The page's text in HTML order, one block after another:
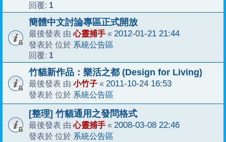
回覆: 1
簡體中文討論專區正式開放
最後發表 由心靈捕手 « 2012-01-21 21:44
發表於 位於 系統公告區
回覆: 1
竹貓新作品：樂活之都 (Design for Living)
最後發表 由 小竹子 « 2011-10-24 16:53
發表於 位於 系統公告區
[整理] 竹貓通用之發問格式
最後發表 由心靈捕手 « 2008-03-08 22:46
發表於 位於 系統公告區